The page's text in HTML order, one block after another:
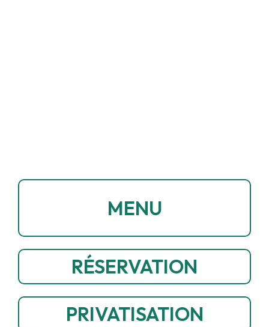
MENU
RÉSERVATION
PRIVATISATION